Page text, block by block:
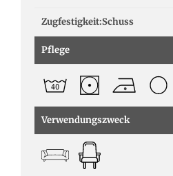
Zugfestigkeit:Schuss
Pflege
Verwendungszweck